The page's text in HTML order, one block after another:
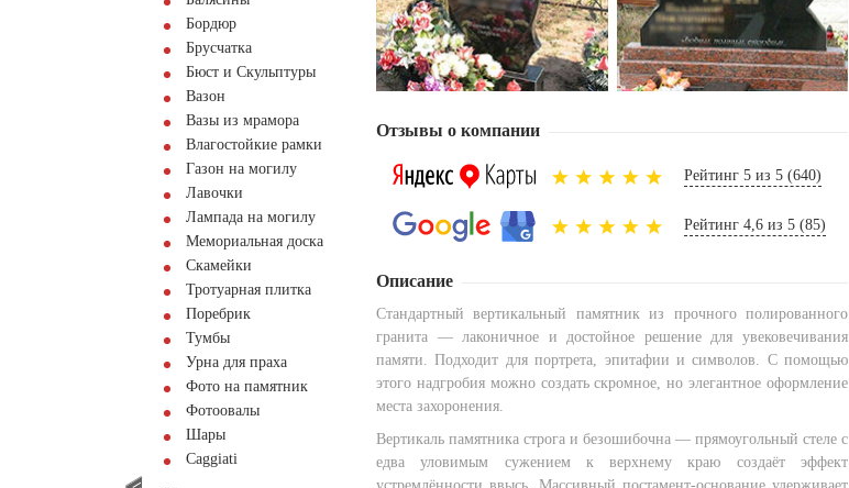
Бордюр
Брусчатка
Бюст и Скульптуры
Вазон
Вазы из мрамора
Влагостойкие рамки
Газон на могилу
Лавочки
Лампада на могилу
Мемориальная доска
Скамейки
Тротуарная плитка
Поребрик
Тумбы
Урна для праха
Фото на памятник
Фотоовалы
Шары
Сaggiati
Отзывы о компании
Рейтинг 5 из 5 (640)
Рейтинг 4,6 из 5 (85)
Описание
Стандартный вертикальный памятник из прочного полированного
гранита — лаконичное и достойное решение для увековечивания
памяти. Подходит для портрета, эпитафии и символов. С помощью
этого надгробия можно создать скромное, но элегантное оформление
места захоронения.
Вертикаль памятника строга и безошибочна — прямоугольный стеле с
едва уловимым сужением к верхнему краю создаёт эффект